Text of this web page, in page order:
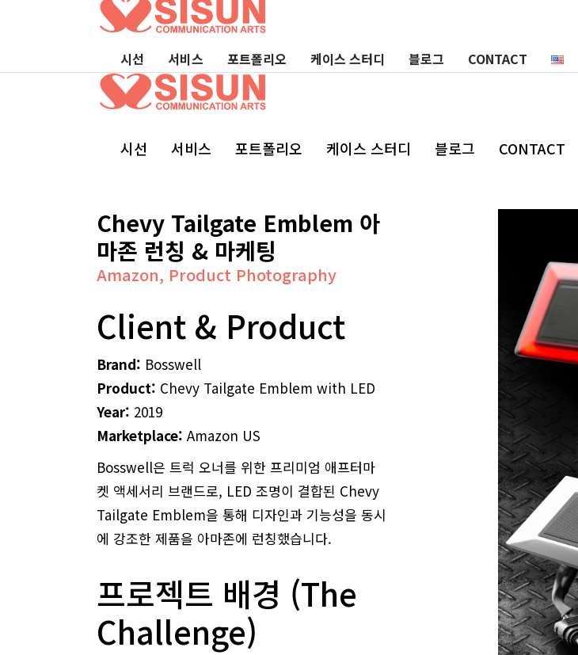
시선 서비스 포트폴리오 케이스 스터디 블로그 CONTACT
시선 서비스 포트폴리오 케이스 스터디 블로그 CONTACT
Chevy Tailgate Emblem 아
마존 런칭 & 마케팅
Amazon, Product Photography
Client & Product
Brand: Bosswell
Product: Chevy Tailgate Emblem with LED
Year: 2019
Marketplace: Amazon US
Bosswell은 트럭 오너를 위한 프리미엄 애프터마
켓 액세서리 브랜드로, LED 조명이 결합된 Chevy
Tailgate Emblem을 통해 디자인과 기능성을 동시
에 강조한 제품을 아마존에 런칭했습니다.
프로젝트 배경 (The
Challenge)